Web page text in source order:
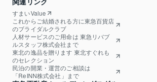
すまいValue
これからご結婚される方に東急百貨店
のブライダルクラブ
人材サービスのご用命は 東急リバブ
ルスタッフ株式会社まで
東北の逸品を贈ります 東北すぐれも
のセレクション
民泊の開業・運営のご相談は
「ReINN株式会社」まで